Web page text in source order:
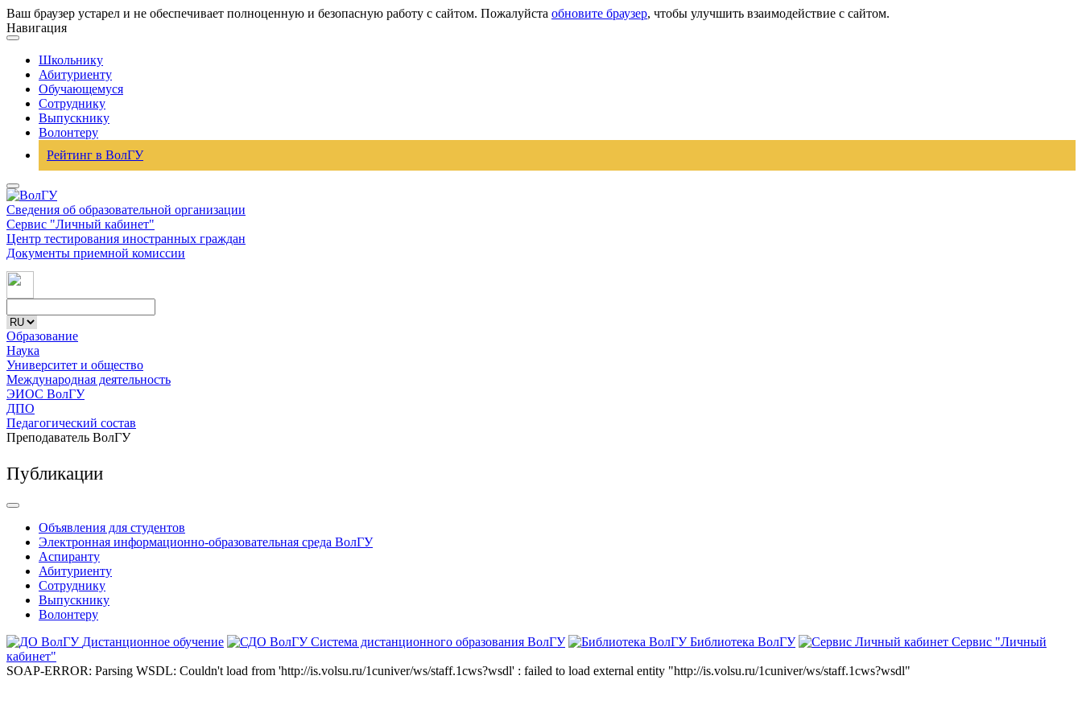
Ваш браузер устарел и не обеспечивает полноценную и безопасную работу с сайтом. Пожалуйста обновите браузер, чтобы улучшить взаимодействие с сайтом.
Навигация
Школьнику
Абитуриенту
Обучающемуся
Сотруднику
Выпускнику
Волонтеру
Рейтинг в ВолГУ
Сведения об образовательной организации
Сервис "Личный кабинет"
Центр тестирования иностранных граждан
Документы приемной комиссии
Образование
Наука
Университет и общество
Международная деятельность
ЭИОС ВолГУ
ДПО
Педагогический состав
Преподаватель ВолГУ
Публикации
Объявления для студентов
Электронная информационно-образовательная среда ВолГУ
Аспиранту
Абитуриенту
Сотруднику
Выпускнику
Волонтеру
Дистанционное обучение
Система дистанционного образования ВолГУ Библиотека ВолГУ
Сервис "Личный
кабинет"
SOAP-ERROR: Parsing WSDL: Couldn't load from 'http://is.volsu.ru/1cuniver/ws/staff.1cws?wsdl' : failed to load external entity "http://is.volsu.ru/1cuniver/ws/staff.1cws?wsdl"